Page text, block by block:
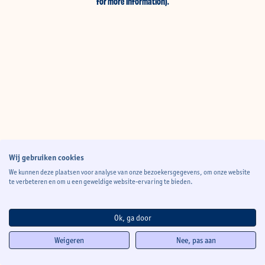
Wij gebruiken cookies
We kunnen deze plaatsen voor analyse van onze bezoekersgegevens, om onze website
te verbeteren en om u een geweldige website-ervaring te bieden.
Ok, ga door
Weigeren Nee, pas aan